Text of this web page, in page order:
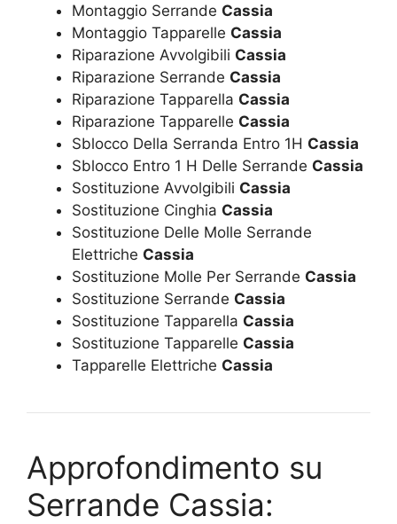
Montaggio Serrande Cassia
Montaggio Tapparelle Cassia
Riparazione Avvolgibili Cassia
Riparazione Serrande Cassia
Riparazione Tapparella Cassia
Riparazione Tapparelle Cassia
Sblocco Della Serranda Entro 1H Cassia
Sblocco Entro 1 H Delle Serrande Cassia
Sostituzione Avvolgibili Cassia
Sostituzione Cinghia Cassia
Sostituzione Delle Molle Serrande
Elettriche Cassia
Sostituzione Molle Per Serrande Cassia
Sostituzione Serrande Cassia
Sostituzione Tapparella Cassia
Sostituzione Tapparelle Cassia
Tapparelle Elettriche Cassia
Approfondimento su
Serrande Cassia: